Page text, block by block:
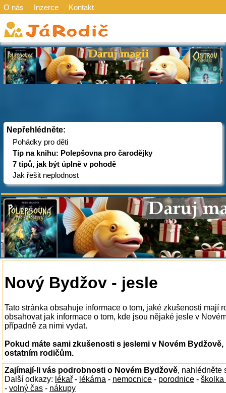
O nás Inzerce Kontakt
Nepřehlédněte:
Pohádky pro děti
Tip na knihu: Polepšovna pro čarodějky
7 tipů, jak být úplně v pohodě
Jak řešit neplodnost
Nový Bydžov - jesle
Tato stránka obsahuje informace o tom, jaké zkušenosti mají
obsahovat jak informace o tom, kde jsou nějaké jesle v
případně za nimi vydat.
Pokud máte sami zkušenosti s jeslemi v Novém
ostatním rodičům.
Zajímají-li vás podrobnosti o Novém Bydžově, nahlédněte
Další odkazy: lékař - lékárna - nemocnice - porodnice - školka
- volný čas - nákupy